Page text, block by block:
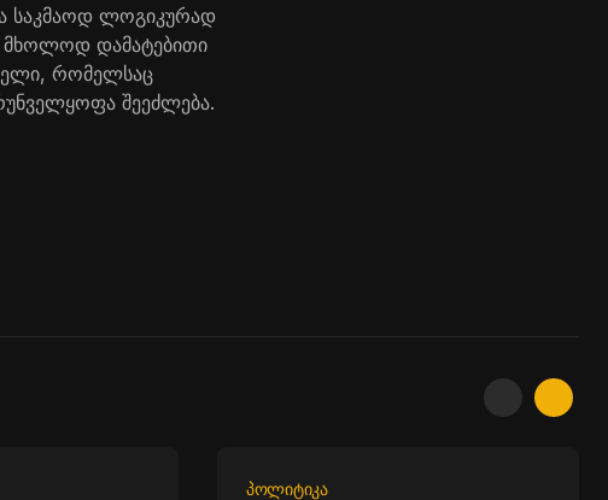
საკმაოდ ლოგიკურად
მხოლოდ დამატებითი
რომელსაც
შეეძლება.
ᲞᲝᲚᲘᲢᲘᲙᲐ